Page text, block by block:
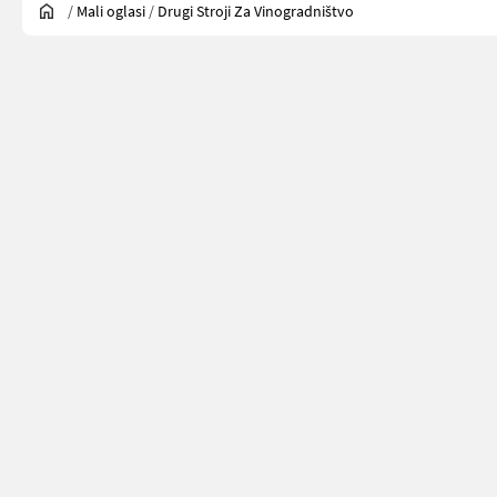
/ Mali oglasi / Drugi Stroji Za Vinogradništvo